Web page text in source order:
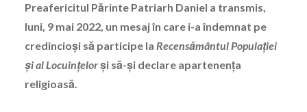
Preafericitul Părinte Patriarh Daniel a transmis,
luni, 9 mai 2022, un mesaj în care i-a îndemnat pe
credincioși să participe la Recensământul Populaţiei
şi al Locuinţelorşi să-şi declare apartenența
religioasă.